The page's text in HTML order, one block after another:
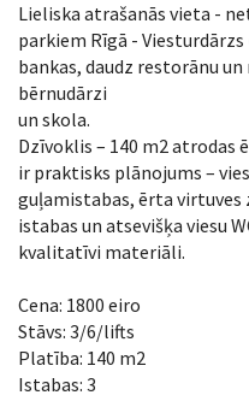
Uzņēmums
Pakalpojumi
Kontakti
Lieliska atrašanās vieta -
parkiem Rīgā -
bankas, daudz restorānu
bērnudārzi
un skola.
Dzīvoklis – 140 m2 atrodas
ir praktisks plānojums –
guļamistabas, ērta virtuves
istabas un atsevišķa viesu
kvalitatīvi materiāli.
Cena: 1800 eiro
Stāvs: 3/6/lifts
Platība: 140 m2
Istabas: 3